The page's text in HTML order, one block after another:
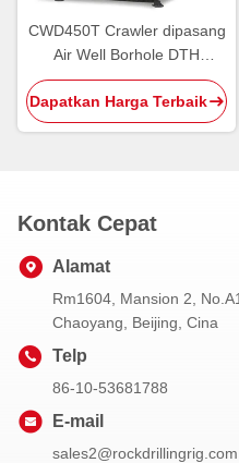
CWD450T Crawler dipasang
Air Well Borhole DTH
Pengeboran Rig
Dapatkan Harga Terbaik
Kontak Cepat
Alamat
Rm1604, Mansion 2,
Chaoyang, Beijing, Cina
Telp
86-10-53681788
E-mail
sales2@rockdrillingrig.com